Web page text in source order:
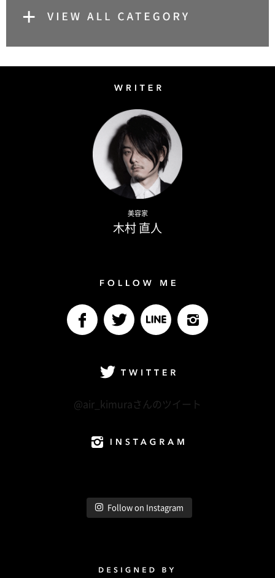
美容家
木村 直人
@air_kimuraさんのツイート
Follow on Instagram